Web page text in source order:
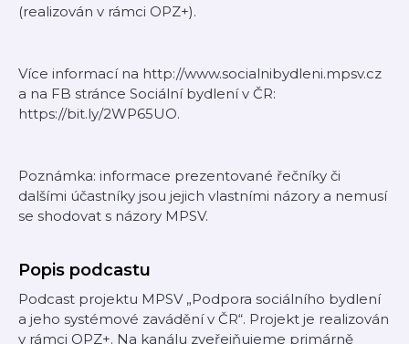
(realizován v rámci OPZ+).
Více informací na http://www.socialnibydleni.mpsv.cz
a na FB stránce Sociální bydlení v ČR:
https://bit.ly/2WP65UO.
Poznámka: informace prezentované řečníky či
dalšími účastníky jsou jejich vlastními názory a nemusí
se shodovat s názory MPSV.
Popis podcastu
Podcast projektu MPSV „Podpora sociálního bydlení
a jeho systémové zavádění v ČR“. Projekt je realizován
v rámci OPZ+. Na kanálu zveřejňujeme primárně